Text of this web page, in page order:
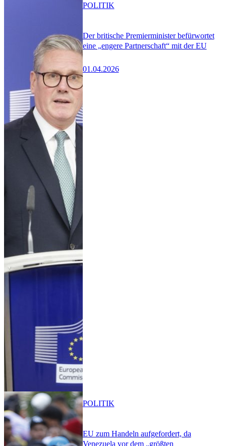
Der britische Premierminister befürwortet
eine „engere Partnerschaft“ mit der EU
01.04.2026
POLITIK
EU zum Handeln aufgefordert, da
Venezuela vor dem „größten
POLITIK